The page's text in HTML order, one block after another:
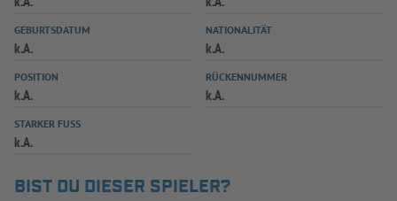
SPIELPLUS
GEBURTSDATUM
k.A.
NATIONALITÄT
k.A.
POSITION
k.A.
RÜCKENNUMMER
k.A.
STARKER FUSS
k.A.
BIST DU DIESER SPIELER?